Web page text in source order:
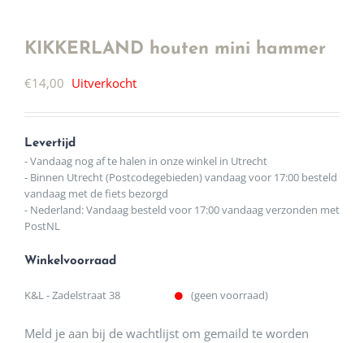
KIKKERLAND houten mini hammer
€14,00 Uitverkocht
Levertijd
- Vandaag nog af te halen in onze winkel in Utrecht
- Binnen Utrecht (Postcodegebieden) vandaag voor 17:00 besteld
vandaag met de fiets bezorgd
- Nederland: Vandaag besteld voor 17:00 vandaag verzonden met
PostNL
Winkelvoorraad
K&L - Zadelstraat 38 (geen voorraad)
Meld je aan bij de wachtlijst om gemaild te worden